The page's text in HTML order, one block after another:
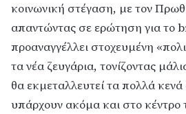
κοινωνική στέγαση, με τον
απαντώντας σε ερώτηση για το
προαναγγέλλει στοχευμένη
τα νέα ζευγάρια, τονίζοντας
θα εκμεταλλευτεί τα πολλά
υπάρχουν ακόμα και στο κέντρο